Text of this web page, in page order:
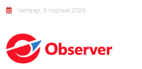
Четвер, 6 серпня 2026